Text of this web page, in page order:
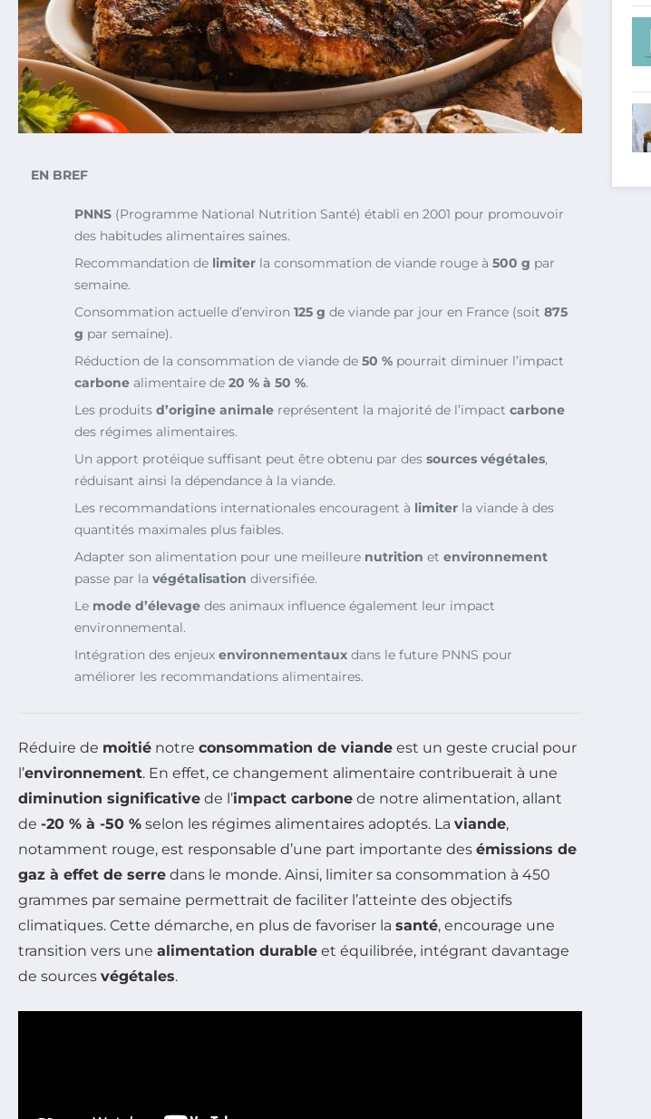
EN BREF
PNNS (Programme National Nutrition Santé) établi en 2001 pour promouvoir
des habitudes alimentaires saines.
Recommandation de limiter la consommation de viande rouge à 500 g par
semaine.
Consommation actuelle d’environ 125 g de viande par jour en France (soit 875
g par semaine).
Réduction de la consommation de viande de 50 % pourrait diminuer l’impact
carbone alimentaire de 20 % à 50 %.
Les produits d’origine animale représentent la majorité de l’impact carbone
des régimes alimentaires.
Un apport protéique suffisant peut être obtenu par des sources végétales,
réduisant ainsi la dépendance à la viande.
Les recommandations internationales encouragent à limiter la viande à des
quantités maximales plus faibles.
Adapter son alimentation pour une meilleure nutrition et environnement
passe par la végétalisation diversifiée.
Le mode d’élevage des animaux influence également leur impact
environnemental.
Intégration des enjeux environnementaux dans le future PNNS pour
améliorer les recommandations alimentaires.
Réduire de moitié notre consommation de viande est un geste crucial pour
l’environnement. En effet, ce changement alimentaire contribuerait à une
diminution significative de l’impact carbone de notre alimentation, allant
de -20 % à -50 % selon les régimes alimentaires adoptés. La viande,
notamment rouge, est responsable d’une part importante des émissions de
gaz à effet de serre dans le monde. Ainsi, limiter sa consommation à 450
grammes par semaine permettrait de faciliter l’atteinte des objectifs
climatiques. Cette démarche, en plus de favoriser la santé, encourage une
transition vers une alimentation durable et équilibrée, intégrant davantage
de sources végétales.